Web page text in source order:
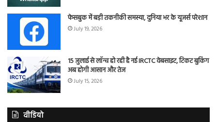
फेसबुक में बड़ी तकनीकी समस्या, दुनिया भर के यूजर्स परेशान
July 19, 2026
15 जुलाई से लॉन्च हो रही है नई IRCTC वेबसाइट, टिकट बुकिंग
अब होगी आसान और तेज
July 15, 2026
वीडियो